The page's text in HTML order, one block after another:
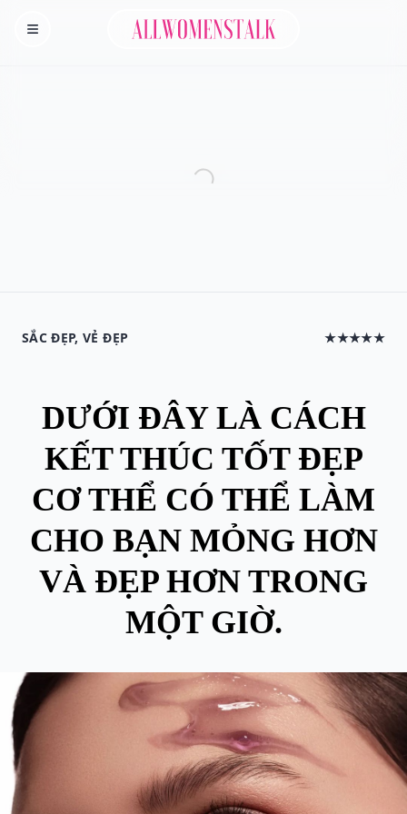
Homepage
Allwomenstalk
SẮC ĐẸP, VẺ ĐẸP ★★★★★
DƯỚI ĐÂY LÀ CÁCH
KẾT THÚC TỐT ĐẸP
CƠ THỂ CÓ THỂ LÀM
CHO BẠN MỎNG HƠN
VÀ ĐẸP HƠN TRONG
MỘT GIỜ.